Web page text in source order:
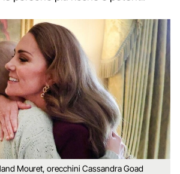
Mouret, orecchini Cassandra Goad